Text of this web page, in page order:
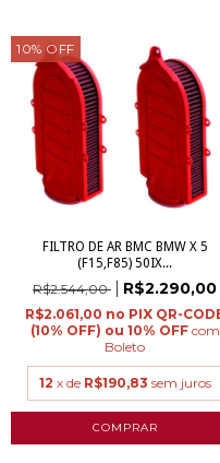
10% OFF
FILTRO DE AR BMC BMW X 5
(F15,F85) 50IX...
R$2.544,00 R$2.290,00
R$2.061,00
com
Boleto
12 x de R$190,83 sem juros